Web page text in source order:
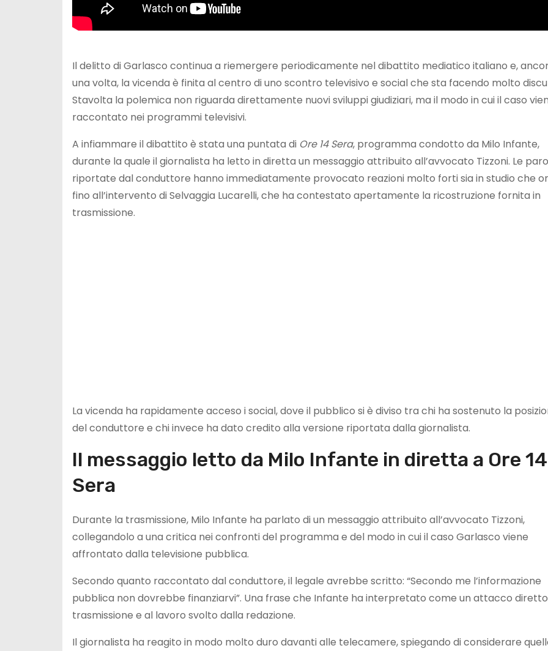
Il delitto di Garlasco continua a riemergere periodicamente nel dibattito mediatico italiano e,
una volta, la vicenda è finita al centro di uno scontro televisivo e social che sta facendo molto
Stavolta la polemica non riguarda direttamente nuovi sviluppi giudiziari, ma il modo in cui il caso
raccontato nei programmi televisivi.
A infiammare il dibattito è stata una puntata di Ore 14 Sera, programma condotto da Milo Infante,
durante la quale il giornalista ha letto in diretta un messaggio attribuito all’avvocato Tizzoni. Le
riportate dal conduttore hanno immediatamente provocato reazioni molto forti sia in studio che
fino all’intervento di Selvaggia Lucarelli, che ha contestato apertamente la ricostruzione fornita in
trasmissione.
La vicenda ha rapidamente acceso i social, dove il pubblico si è diviso tra chi ha sostenuto la
del conduttore e chi invece ha dato credito alla versione riportata dalla giornalista.
Il messaggio letto da Milo Infante in diretta a Ore 14
Sera
Durante la trasmissione, Milo Infante ha parlato di un messaggio attribuito all’avvocato Tizzoni,
collegandolo a una critica nei confronti del programma e del modo in cui il caso Garlasco viene
affrontato dalla televisione pubblica.
Secondo quanto raccontato dal conduttore, il legale avrebbe scritto: “Secondo me l’informazione
pubblica non dovrebbe finanziarvi”. Una frase che Infante ha interpretato come un attacco
trasmissione e al lavoro svolto dalla redazione.
Il giornalista ha reagito in modo molto duro davanti alle telecamere, spiegando di considerare